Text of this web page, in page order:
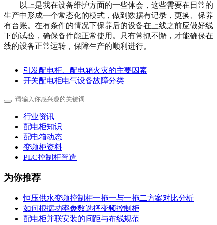
以上是我在设备维护方面的一些体会，这些需要在日常的
生产中形成一个常态化的模式，做到数据有记录，更换、保养
有台账。在有条件的情况下保养后的设备在上线之前应做好线
下的试验，确保备件能正常使用。只有常抓不懈，才能确保在
线的设备正常运转，保障生产的顺利进行。
引发配电柜、配电箱火灾的主要因素
开关配电柜电气设备故障分类
行业资讯
配电柜知识
配电箱动态
变频柜资料
PLC控制柜智造
为你推荐
恒压供水变频控制柜一拖一与一拖二方案对比分析
如何根据功率参数选择变频控制柜
配电柜并联安装的间距与布线规范